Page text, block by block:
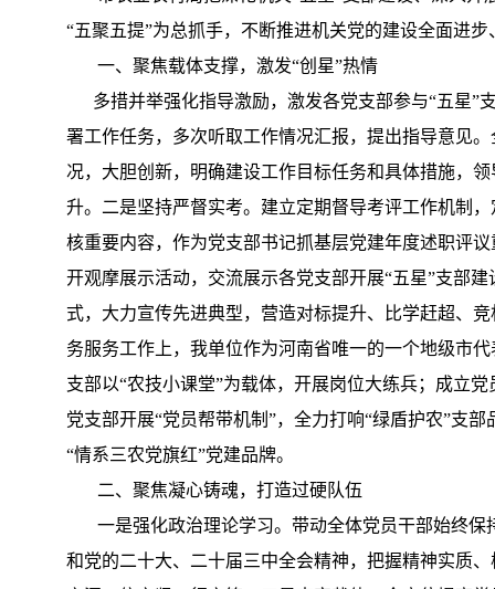
“五聚五提”为总抓手，不断推进机关党的建设全面进
一、聚焦载体支撑，激发“创星”热情
多措并举强化指导激励，激发各党支部参与“五星”
署工作任务，多次听取工作情况汇报，提出指导意见
况，大胆创新，明确建设工作目标任务和具体措施，
升。二是坚持严督实考。建立定期督导考评工作机制
核重要内容，作为党支部书记抓基层党建年度述职评
开观摩展示活动，交流展示各党支部开展“五星”支部
式，大力宣传先进典型，营造对标提升、比学赶超、
务服务工作上，我单位作为河南省唯一的一个地级市
支部以“农技小课堂”为载体，开展岗位大练兵；成立
党支部开展“党员帮带机制”，全力打响“绿盾护农”支
“情系三农党旗红”党建品牌。
二、聚焦凝心铸魂，打造过硬队伍
一是强化政治理论学习。带动全体党员干部始终保
和党的二十大、二十届三中全会精神，把握精神实质